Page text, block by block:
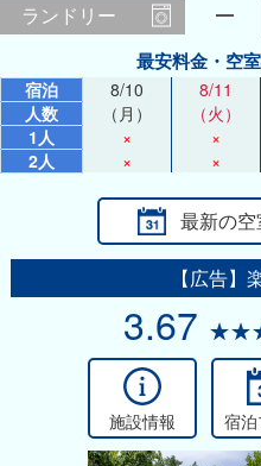
ランドリー
【広告】
3.67
施設情報 宿
最安料金・空
宿泊 8/10 8/11
人数
（月） （火）
1人
× ×
2人
× ×
最新の